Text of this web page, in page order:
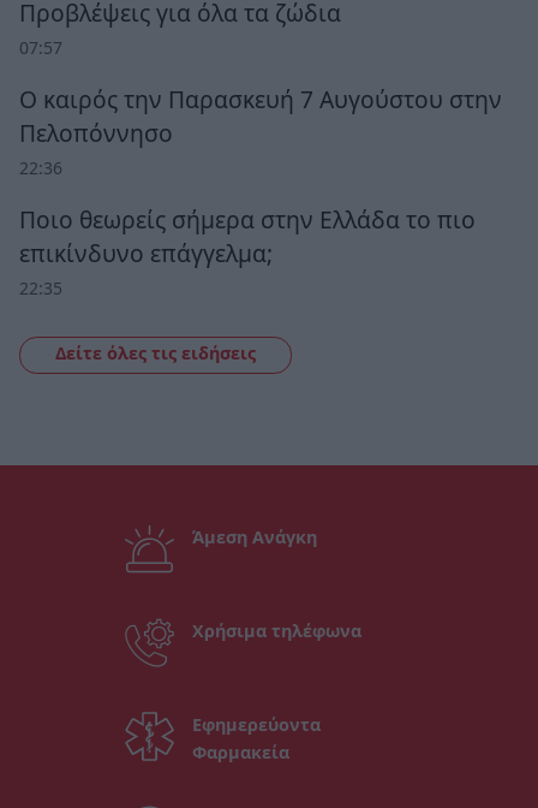
Προβλέψεις για όλα τα ζώδια
07:57
Ο καιρός την Παρασκευή 7 Αυγούστου στην
Πελοπόννησο
22:36
Ποιο θεωρείς σήμερα στην Ελλάδα το πιο
επικίνδυνο επάγγελμα;
22:35
Δείτε όλες τις ειδήσεις
Άμεση Ανάγκη
Χρήσιμα τηλέφωνα
Εφημερεύοντα
Φαρμακεία